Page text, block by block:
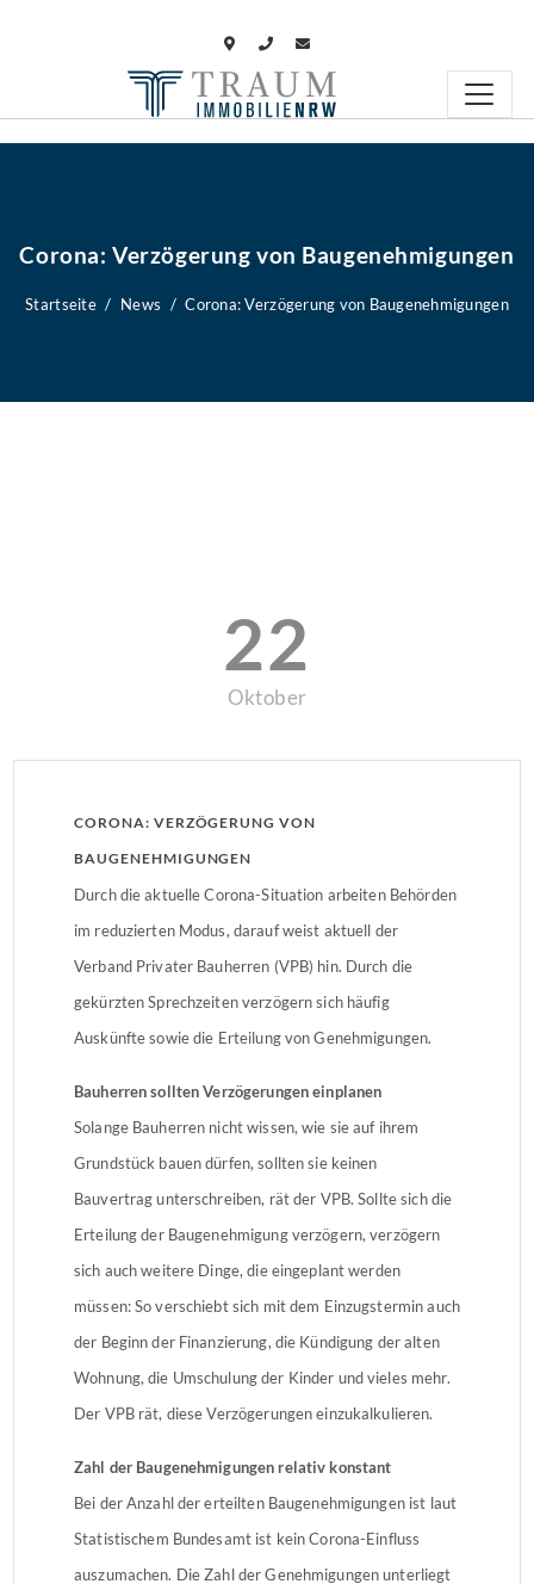
Corona: Verzögerung von Baugenehmigungen
Startseite News Corona: Verzögerung von Baugenehmigungen
22
Oktober
CORONA: VERZÖGERUNG VON
BAUGENEHMIGUNGEN
Durch die aktuelle Corona-Situation arbeiten Behörden
im reduzierten Modus, darauf weist aktuell der
Verband Privater Bauherren (VPB) hin. Durch die
gekürzten Sprechzeiten verzögern sich häufig
Auskünfte sowie die Erteilung von Genehmigungen.
Bauherren sollten Verzögerungen einplanen
Solange Bauherren nicht wissen, wie sie auf ihrem
Grundstück bauen dürfen, sollten sie keinen
Bauvertrag unterschreiben, rät der VPB. Sollte sich die
Erteilung der Baugenehmigung verzögern, verzögern
sich auch weitere Dinge, die eingeplant werden
müssen: So verschiebt sich mit dem Einzugstermin auch
der Beginn der Finanzierung, die Kündigung der alten
Wohnung, die Umschulung der Kinder und vieles mehr.
Der VPB rät, diese Verzögerungen einzukalkulieren.
Zahl der Baugenehmigungen relativ konstant
Bei der Anzahl der erteilten Baugenehmigungen ist laut
Statistischem Bundesamt ist kein Corona-Einfluss
auszumachen. Die Zahl der Genehmigungen unterliegt